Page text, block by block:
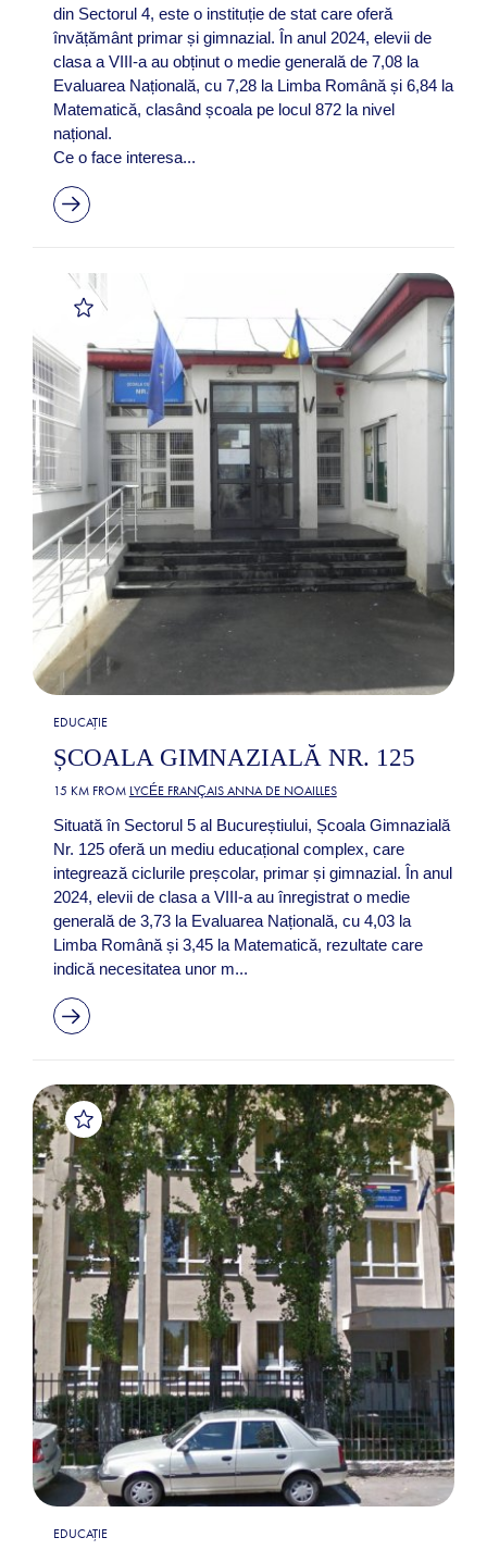
din Sectorul 4, este o instituție de stat care oferă
învățământ primar și gimnazial. În anul 2024, elevii de
clasa a VIII-a au obținut o medie generală de 7,08 la
Evaluarea Națională, cu 7,28 la Limba Română și 6,84 la
Matematică, clasând școala pe locul 872 la nivel
național.
Ce o face interesa...
EDUCAȚIE
ȘCOALA GIMNAZIALĂ NR. 125
15 KM FROM LYCÉE FRANÇAIS ANNA DE NOAILLES
Situată în Sectorul 5 al Bucureștiului, Școala Gimnazială
Nr. 125 oferă un mediu educațional complex, care
integrează ciclurile preșcolar, primar și gimnazial. În anul
2024, elevii de clasa a VIII-a au înregistrat o medie
generală de 3,73 la Evaluarea Națională, cu 4,03 la
Limba Română și 3,45 la Matematică, rezultate care
indică necesitatea unor m...
EDUCAȚIE